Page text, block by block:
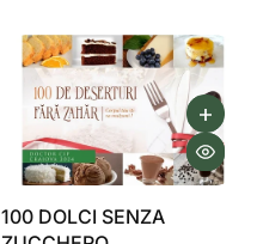
100 DOLCI SENZA